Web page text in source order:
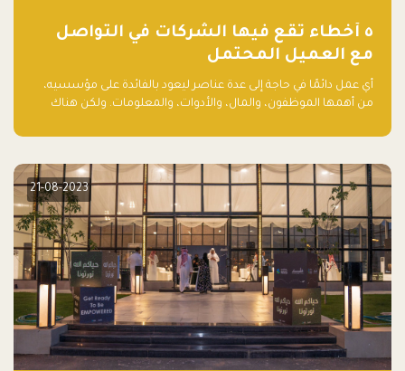
٥ أخطاء تقع فيها الشركات في التواصل
مع العميل المحتمل
أي عمل دائمًا في حاجة إلى عدة عناصر ليعود بالفائدة على مؤسسيه،
من أهمها الموظفون، والمال، والأدوات، والمعلومات. ولكن هناك
أساسه ذلك العمل.
21-08-2023